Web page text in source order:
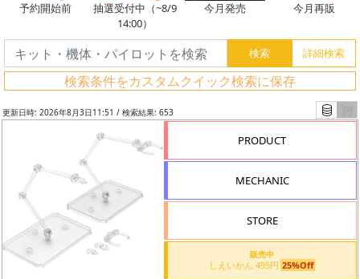
予約開始前
抽選受付中（~8/9
14:00）
今月発売 今月再販
検索条件をカスタムクイック検索に保存
更新日時: 2026年8月3日11:51 / 検索結果: 653
PRODUCT
MECHANIC
STORE
販売中
しえいかん 495円 25%Off